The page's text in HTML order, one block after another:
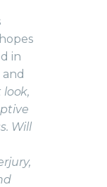
in
look,
Will